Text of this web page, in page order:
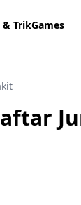
& TrikGames